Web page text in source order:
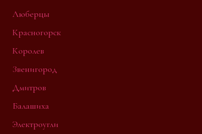
Люберцы
Красногорск
Королев
Звенигород
Дмитров
Балашиха
Электроугли